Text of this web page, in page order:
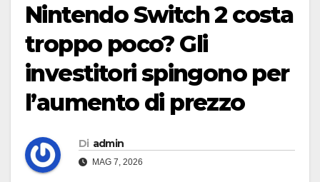
Nintendo Switch 2 costa
troppo poco? Gli
investitori spingono per
l’aumento di prezzo
Di admin
MAG 7, 2026